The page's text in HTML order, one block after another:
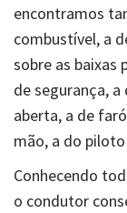
encontramos
combustível, a
sobre as baixas
de segurança,
aberta, a de
mão, a do
Conhecendo
o condutor